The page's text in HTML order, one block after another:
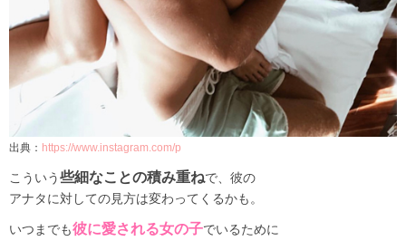
出典： https://www.instagram.com/p
こういう些細なことの積み重ねで、彼の
アナタに対しての見方は変わってくるかも。
いつまでも彼に愛される女の子でいるために